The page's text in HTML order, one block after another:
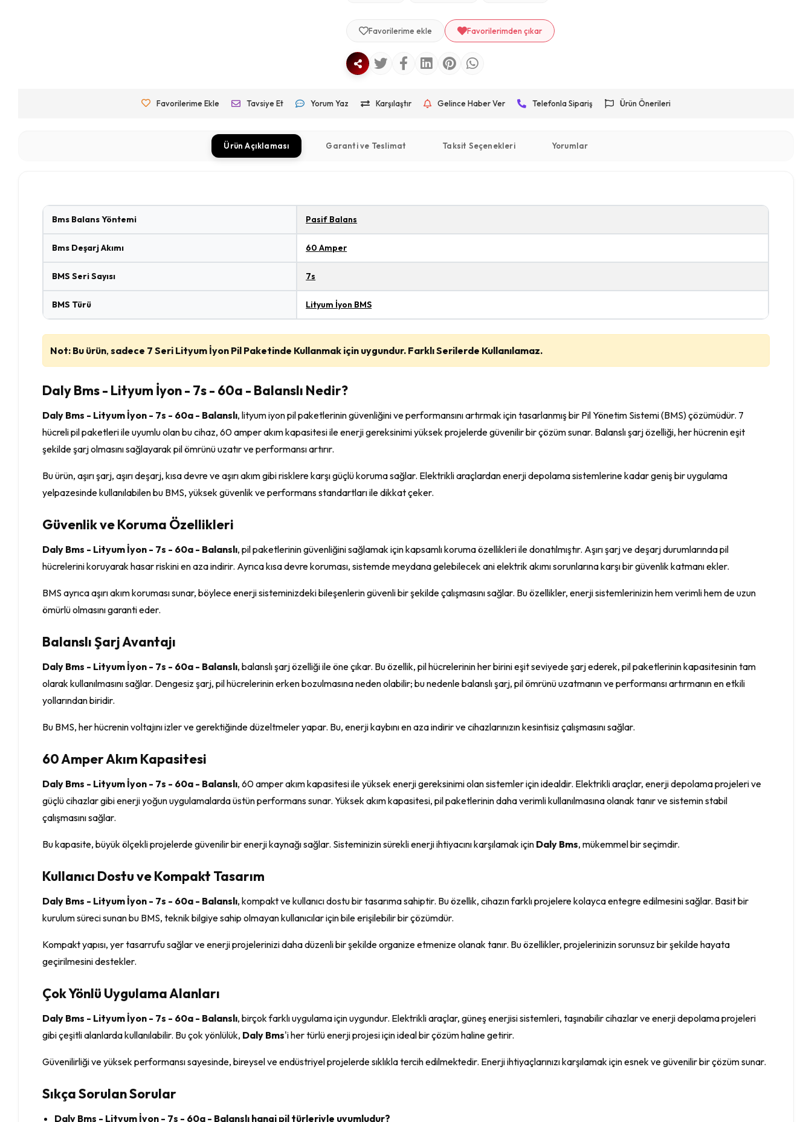
Favorilerime ekle Favorilerimden çıkar
Favorilerime Ekle Tavsiye Et Yorum Yaz Karşılaştır Gelince Haber Ver Telefonla Sipariş Ürün Önerileri
Ürün Açıklaması Garanti ve Teslimat Taksit Seçenekleri Yorumlar
Bms Balans Yöntemi Pasif Balans
Bms Deşarj Akımı 60 Amper
BMS Seri Sayısı 7s
BMS Türü Lityum İyon BMS
Not: Bu ürün,sadece 7 Seri Lityum İyon Pil Paketinde Kullanmak için uygundur. Farklı Serilerde Kullanılamaz.
Daly Bms - Lityum İyon - 7s - 60a - Balanslı Nedir?
Daly Bms - Lityum İyon - 7s - 60a - Balanslı, lityum iyon pil paketlerinin güvenliğini ve performansını artırmak için tasarlanmış bir Pil Yönetim Sistemi (BMS) çözümüdür. 7
hücreli pil paketleri ile uyumlu olan bu cihaz, 60 amper akım kapasitesi ile enerji gereksinimi yüksek projelerde güvenilir bir çözüm sunar. Balanslı şarj özelliği, her hücrenin eşit
şekilde şarj olmasını sağlayarak pil ömrünü uzatır ve performansı artırır.
Bu ürün, aşırı şarj, aşırı deşarj, kısa devre ve aşırı akım gibi risklere karşı güçlü koruma sağlar. Elektrikli araçlardan enerji depolama sistemlerine kadar geniş bir uygulama
yelpazesinde kullanılabilen bu BMS, yüksek güvenlik ve performans standartları ile dikkat çeker.
Güvenlik ve Koruma Özellikleri
Daly Bms - Lityum İyon - 7s - 60a - Balanslı, pil paketlerinin güvenliğini sağlamak için kapsamlı koruma özellikleri ile donatılmıştır. Aşırı şarj ve deşarj durumlarında pil
hücrelerini koruyarak hasar riskini en aza indirir. Ayrıca kısa devre koruması, sistemde meydana gelebilecek ani elektrik akımı sorunlarına karşı bir güvenlik katmanı ekler.
BMS ayrıca aşırı akım koruması sunar, böylece enerji sisteminizdeki bileşenlerin güvenli bir şekilde çalışmasını sağlar. Bu özellikler, enerji sistemlerinizin hem verimli hem de uzun
ömürlü olmasını garanti eder.
Balanslı Şarj Avantajı
Daly Bms - Lityum İyon - 7s - 60a - Balanslı, balanslı şarj özelliği ile öne çıkar. Bu özellik, pil hücrelerinin her birini eşit seviyede şarj ederek, pil paketlerinin kapasitesinin tam
olarak kullanılmasını sağlar. Dengesiz şarj, pil hücrelerinin erken bozulmasına neden olabilir; bu nedenle balanslı şarj, pil ömrünü uzatmanın ve performansı artırmanın en etkili
yollarından biridir.
Bu BMS, her hücrenin voltajını izler ve gerektiğinde düzeltmeler yapar. Bu, enerji kaybını en aza indirir ve cihazlarınızın kesintisiz çalışmasını sağlar.
60 Amper Akım Kapasitesi
Daly Bms - Lityum İyon - 7s - 60a - Balanslı, 60 amper akım kapasitesi ile yüksek enerji gereksinimi olan sistemler için idealdir. Elektrikli araçlar, enerji depolama projeleri ve
güçlü cihazlar gibi enerji yoğun uygulamalarda üstün performans sunar. Yüksek akım kapasitesi, pil paketlerinin daha verimli kullanılmasına olanak tanır ve sistemin stabil
çalışmasını sağlar.
Bu kapasite, büyük ölçekli projelerde güvenilir bir enerji kaynağı sağlar. Sisteminizin sürekli enerji ihtiyacını karşılamak için Daly Bms, mükemmel bir seçimdir.
Kullanıcı Dostu ve Kompakt Tasarım
Daly Bms - Lityum İyon - 7s - 60a - Balanslı, kompakt ve kullanıcı dostu bir tasarıma sahiptir. Bu özellik, cihazın farklı projelere kolayca entegre edilmesini sağlar. Basit bir
kurulum süreci sunan bu BMS, teknik bilgiye sahip olmayan kullanıcılar için bile erişilebilir bir çözümdür.
Kompakt yapısı, yer tasarrufu sağlar ve enerji projelerinizi daha düzenli bir şekilde organize etmenize olanak tanır. Bu özellikler, projelerinizin sorunsuz bir şekilde hayata
geçirilmesini destekler.
Çok Yönlü Uygulama Alanları
Daly Bms - Lityum İyon - 7s - 60a - Balanslı, birçok farklı uygulama için uygundur. Elektrikli araçlar, güneş enerjisi sistemleri, taşınabilir cihazlar ve enerji depolama projeleri
gibi çeşitli alanlarda kullanılabilir. Bu çok yönlülük, Daly Bms'i her türlü enerji projesi için ideal bir çözüm haline getirir.
Güvenilirliği ve yüksek performansı sayesinde, bireysel ve endüstriyel projelerde sıklıkla tercih edilmektedir. Enerji ihtiyaçlarınızı karşılamak için esnek ve güvenilir bir çözüm sunar.
Sıkça Sorulan Sorular
Daly Bms - Lityum İyon - 7s - 60a - Balanslı hangi pil türleriyle uyumludur?